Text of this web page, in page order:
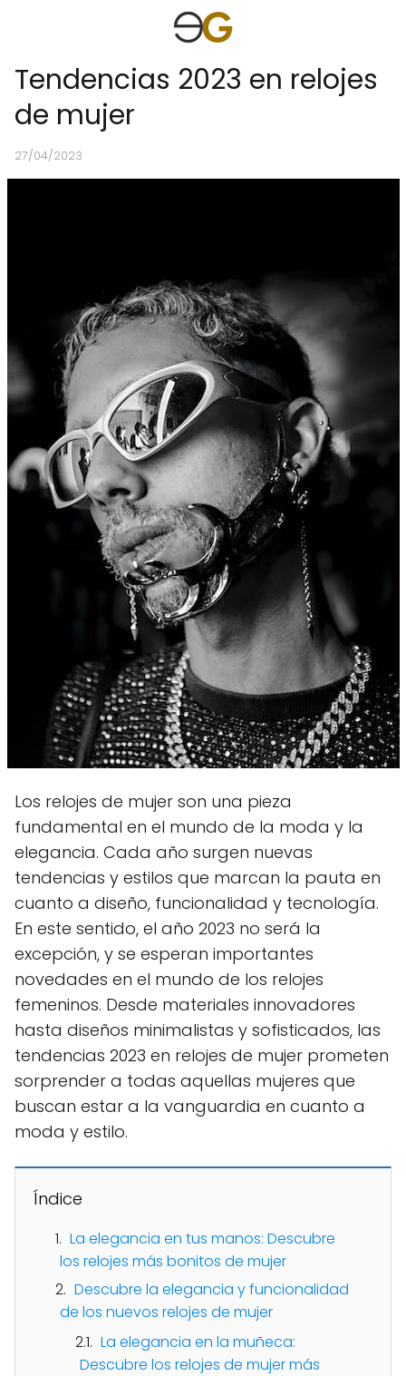
Tendencias 2023 en relojes
de mujer
27/04/2023
Los relojes de mujer son una pieza
fundamental en el mundo de la moda y la
elegancia. Cada año surgen nuevas
tendencias y estilos que marcan la pauta en
cuanto a diseño, funcionalidad y tecnología.
En este sentido, el año 2023 no será la
excepción, y se esperan importantes
novedades en el mundo de los relojes
femeninos. Desde materiales innovadores
hasta diseños minimalistas y sofisticados, las
tendencias 2023 en relojes de mujer prometen
sorprender a todas aquellas mujeres que
buscan estar a la vanguardia en cuanto a
moda y estilo.
Índice
La elegancia en tus manos: Descubre
los relojes más bonitos de mujer
Descubre la elegancia y funcionalidad
de los nuevos relojes de mujer
La elegancia en la muñeca:
Descubre los relojes de mujer más